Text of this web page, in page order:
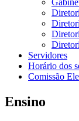
Servidores
Horário dos
Comissão
Ensino